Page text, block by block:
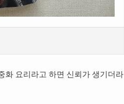
화 요리라고 하면 신뢰가 생기더라